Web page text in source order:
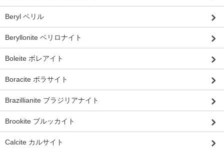
Beryl ベリル
Beryllonite ベリロナイト
Boleite ボレアイト
Boracite ボラサイト
Brazillianite ブラジリアナイト
Brookite ブルッカイト
Calcite カルサイト